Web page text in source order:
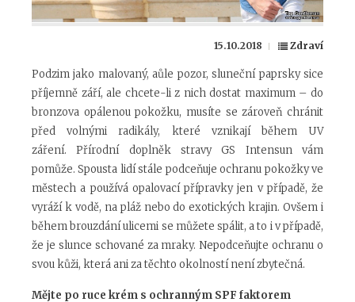
15.10.2018 Zdraví
Podzim jako malovaný, aůle pozor, sluneční paprsky sice
příjemně září, ale chcete-li z nich dostat maximum – do
bronzova opálenou pokožku, musíte se zároveň chránit
před volnými radikály, které vznikají během UV
záření. Přírodní doplněk stravy GS Intensun vám
pomůže.Spousta lidí stále podceňuje ochranu pokožky ve
městech a používá opalovací přípravky jen v případě, že
vyráží k vodě, na pláž nebo do exotických krajin. Ovšem i
během brouzdání ulicemi se můžete spálit, a to i v případě,
že je slunce schované za mraky. Nepodceňujte ochranu o
svou kůži, která ani za těchto okolností není zbytečná.
Mějte po ruce krém s ochranným SPF faktorem